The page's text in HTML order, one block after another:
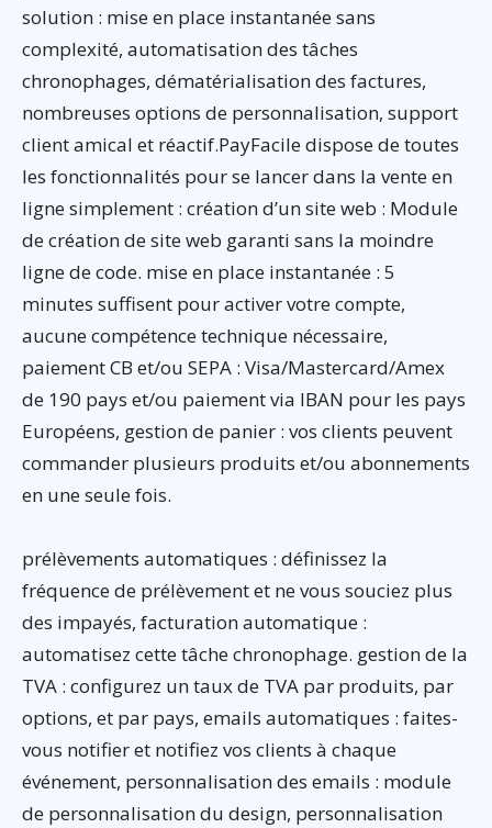
solution : mise en place instantanée sans
complexité, automatisation des tâches
chronophages, dématérialisation des factures,
nombreuses options de personnalisation, support
client amical et réactif.PayFacile dispose de toutes
les fonctionnalités pour se lancer dans la vente en
ligne simplement : création d’un site web : Module
de création de site web garanti sans la moindre
ligne de code. mise en place instantanée : 5
minutes suffisent pour activer votre compte,
aucune compétence technique nécessaire,
paiement CB et/ou SEPA : Visa/Mastercard/Amex
de 190 pays et/ou paiement via IBAN pour les pays
Européens, gestion de panier : vos clients peuvent
commander plusieurs produits et/ou abonnements
en une seule fois.
prélèvements automatiques : définissez la
fréquence de prélèvement et ne vous souciez plus
des impayés, facturation automatique :
automatisez cette tâche chronophage. gestion de la
TVA : configurez un taux de TVA par produits, par
options, et par pays, emails automatiques : faites-
vous notifier et notifiez vos clients à chaque
événement, personnalisation des emails : module
de personnalisation du design, personnalisation